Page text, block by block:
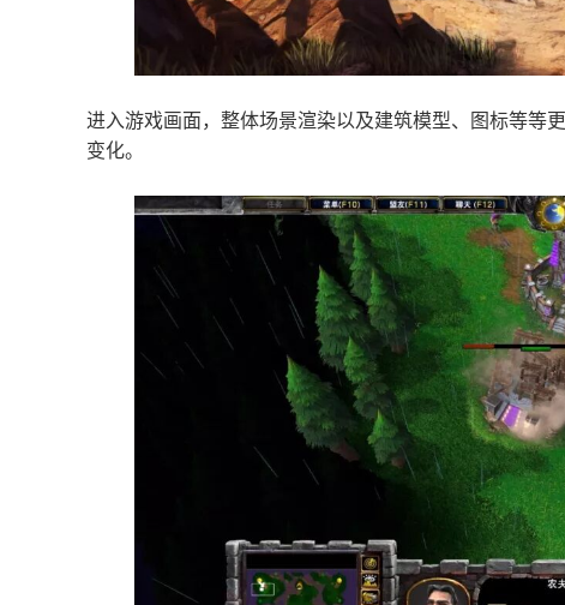
进入游戏画面，整体场景渲染以及建筑模型、图标等等
变化。